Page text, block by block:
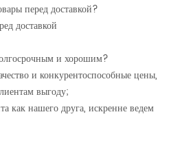
перед доставкой?
доставкой
и хорошим?
и конкурентоспособные цены,
выгоду;
как нашего друга, искренне ведем